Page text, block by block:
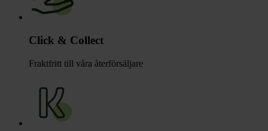
Click & Collect
Fraktfritt till våra återförsäljare